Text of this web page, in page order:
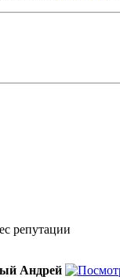
репутации
Андрей